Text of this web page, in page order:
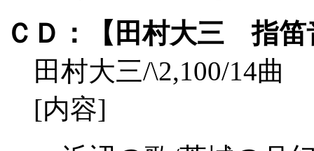
ＣＤ：【田村大三 指笛
田村大三/\2,100/14曲
[内容]